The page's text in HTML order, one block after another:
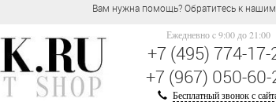
Вам нужна помощь? Обратитесь к нашим
Ежедневно c 9:00 до 21:00
+7 (495) 774-17-
+7 (967) 050-60-
Бесплатный звонок с